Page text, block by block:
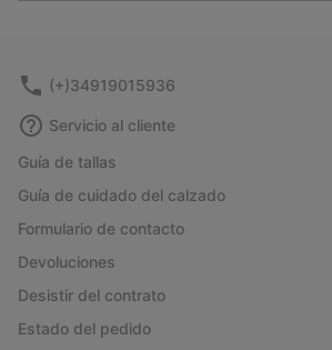
(+)34919015936
Servicio al cliente
Guía de tallas
Guía de cuidado del calzado
Formulario de contacto
Devoluciones
Desistir del contrato
Estado del pedido